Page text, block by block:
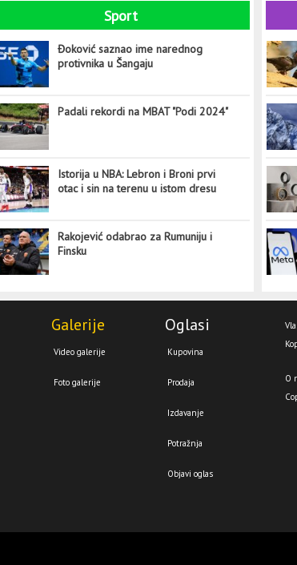
Sport
Đoković saznao ime narednog
protivnika u Šangaju
Padali rekordi na MBAT "Podi 2024"
Istorija u NBA: Lebron i Broni prvi
otac i sin na terenu u istom dresu
Rakojević odabrao za Rumuniju i
Finsku
Galerije
Video galerije
Foto galerije
Oglasi
Kupovina
Prodaja
Izdavanje
Potražnja
Objavi oglas
O